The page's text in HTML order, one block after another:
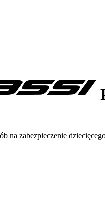
na zabezpieczenie